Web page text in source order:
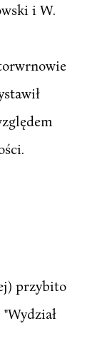
i W.
przybito